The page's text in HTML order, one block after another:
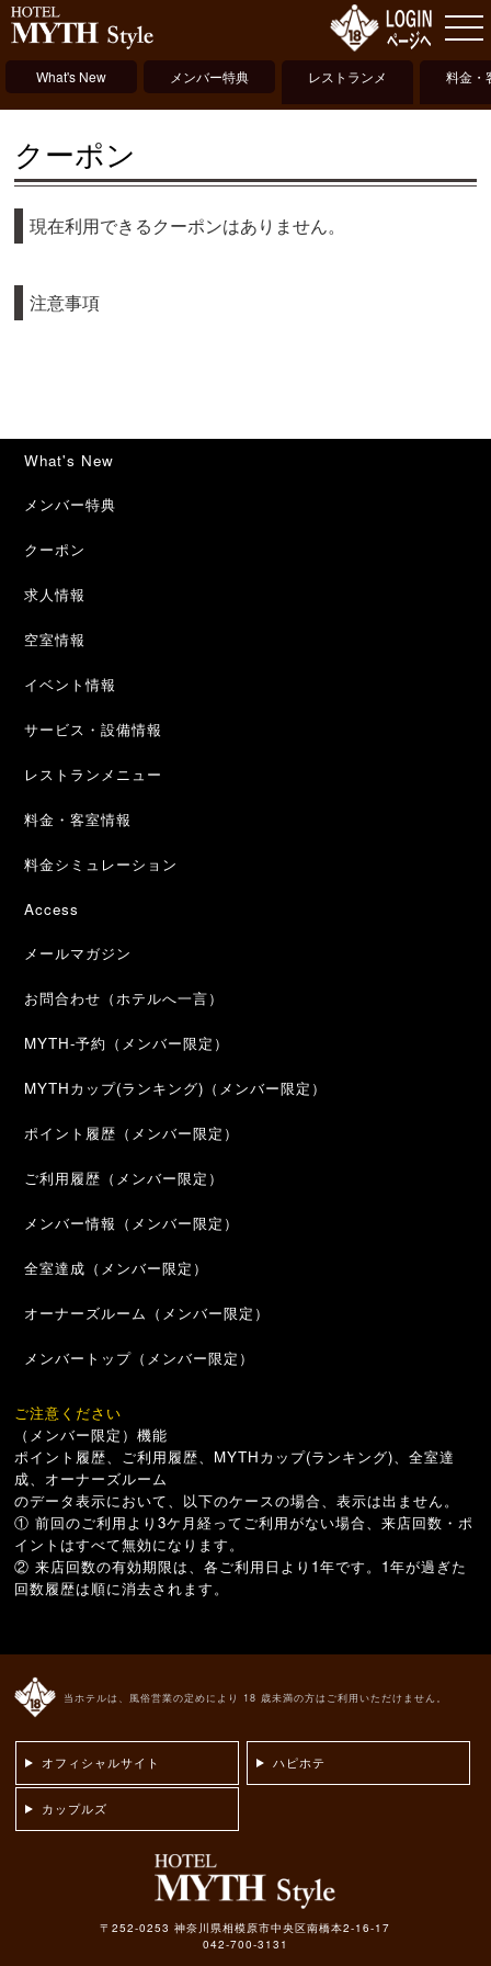
What's New メンバー特典
レストランメ
ニュー
料金・
報
クーポン
現在利用できるクーポンはありません。
注意事項
What's New
メンバー特典
クーポン
求人情報
空室情報
イベント情報
サービス・設備情報
レストランメニュー
料金・客室情報
料金シミュレーション
Access
メールマガジン
お問合わせ（ホテルへ一言）
MYTH-予約（メンバー限定）
MYTHカップ(ランキング)（メンバー限定）
ポイント履歴（メンバー限定）
ご利用履歴（メンバー限定）
メンバー情報（メンバー限定）
全室達成（メンバー限定）
オーナーズルーム（メンバー限定）
メンバートップ（メンバー限定）
ご注意ください
（メンバー限定）機能
ポイント履歴、ご利用履歴、MYTHカップ(ランキング)、全室達
成、オーナーズルーム
のデータ表示において、以下のケースの場合、表示は出ません。
① 前回のご利用より3ケ月経ってご利用がない場合、来店回数・ポ
イントはすべて無効になります。
② 来店回数の有効期限は、各ご利用日より1年です。1年が過ぎた
回数履歴は順に消去されます。
当ホテルは、風俗営業の定めにより 18 歳未満の方はご利用いただけません。
オフィシャルサイト ハピホテ
カップルズ
〒252-0253 神奈川県相模原市中央区南橋本2-16-17
042-700-3131